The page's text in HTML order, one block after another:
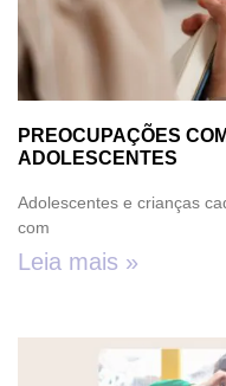
PREOCUPAÇÕES
ADOLESCENTES
Adolescentes e crianças
com
Leia mais »